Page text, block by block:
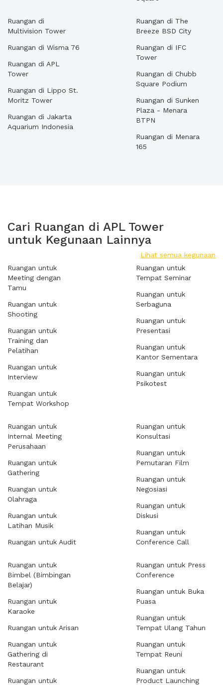
Ruangan di
Multivision Tower
Ruangan di Wisma 76
Ruangan di APL
Tower
Ruangan di Lippo St.
Moritz Tower
Ruangan di Jakarta
Aquarium Indonesia
Ruangan di The
Breeze BSD City
Ruangan di IFC
Tower
Ruangan di Chubb
Square Podium
Ruangan di Sunken
Plaza - Menara
BTPN
Ruangan di Menara
165
Cari Ruangan di APL Tower
untuk Kegunaan Lainnya
Lihat semua kegunaan
Ruangan untuk
Meeting dengan
Tamu
Ruangan untuk
Shooting
Ruangan untuk
Training dan
Pelatihan
Ruangan untuk
Interview
Ruangan untuk
Tempat Workshop
Ruangan untuk
Tempat Seminar
Ruangan untuk
Serbaguna
Ruangan untuk
Presentasi
Ruangan untuk
Kantor Sementara
Ruangan untuk
Psikotest
Ruangan untuk
Internal Meeting
Perusahaan
Ruangan untuk
Gathering
Ruangan untuk
Olahraga
Ruangan untuk
Latihan Musik
Ruangan untuk Audit
Ruangan untuk
Konsultasi
Ruangan untuk
Pemutaran Film
Ruangan untuk
Negosiasi
Ruangan untuk
Diskusi
Ruangan untuk
Conference Call
Ruangan untuk
Bimbel (Bimbingan
Belajar)
Ruangan untuk
Karaoke
Ruangan untuk Arisan
Ruangan untuk
Gathering di
Restaurant
Ruangan untuk
Ruangan untuk Press
Conference
Ruangan untuk Buka
Puasa
Ruangan untuk
Tempat Ulang Tahun
Ruangan untuk
Tempat Reuni
Ruangan untuk
Product Launching